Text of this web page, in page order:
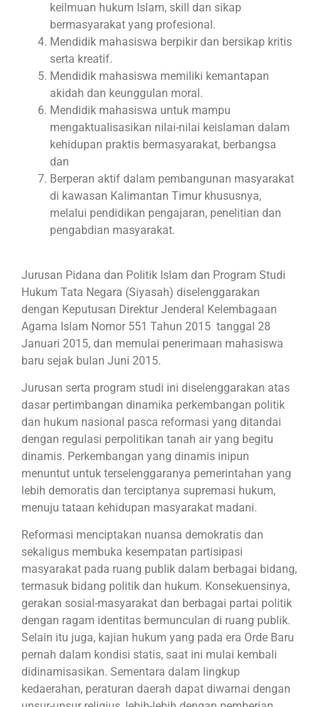
keilmuan hukum Islam, skill dan sikap
bermasyarakat yang profesional.
Mendidik mahasiswa berpikir dan bersikap kritis
serta kreatif.
Mendidik mahasiswa memiliki kemantapan
akidah dan keunggulan moral.
Mendidik mahasiswa untuk mampu
mengaktualisasikan nilai-nilai keislaman dalam
kehidupan praktis bermasyarakat, berbangsa
dan
Berperan aktif dalam pembangunan masyarakat
di kawasan Kalimantan Timur khususnya,
melalui pendidikan pengajaran, penelitian dan
pengabdian masyarakat.
Jurusan Pidana dan Politik Islam dan Program Studi
Hukum Tata Negara (Siyasah) diselenggarakan
dengan Keputusan Direktur Jenderal Kelembagaan
Agama Islam Nomor 551 Tahun 2015 tanggal 28
Januari 2015, dan memulai penerimaan mahasiswa
baru sejak bulan Juni 2015.
Jurusan serta program studi ini diselenggarakan atas
dasar pertimbangan dinamika perkembangan politik
dan hukum nasional pasca reformasi yang ditandai
dengan regulasi perpolitikan tanah air yang begitu
dinamis. Perkembangan yang dinamis inipun
menuntut untuk terselenggaranya pemerintahan yang
lebih demoratis dan terciptanya supremasi hukum,
menuju tataan kehidupan masyarakat madani.
Reformasi menciptakan nuansa demokratis dan
sekaligus membuka kesempatan partisipasi
masyarakat pada ruang publik dalam berbagai bidang,
termasuk bidang politik dan hukum. Konsekuensinya,
gerakan sosial-masyarakat dan berbagai partai politik
dengan ragam identitas bermunculan di ruang publik.
Selain itu juga, kajian hukum yang pada era Orde Baru
pernah dalam kondisi statis, saat ini mulai kembali
didinamisasikan. Sementara dalam lingkup
kedaerahan, peraturan daerah dapat diwarnai dengan